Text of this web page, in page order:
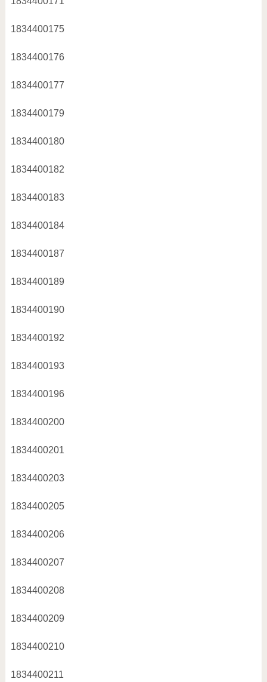
1834400175
1834400176
1834400177
1834400179
1834400180
1834400182
1834400183
1834400184
1834400187
1834400189
1834400190
1834400192
1834400193
1834400196
1834400200
1834400201
1834400203
1834400205
1834400206
1834400207
1834400208
1834400209
1834400210
1834400211